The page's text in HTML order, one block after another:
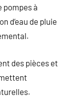
pompes à
d’eau de pluie
des pièces et